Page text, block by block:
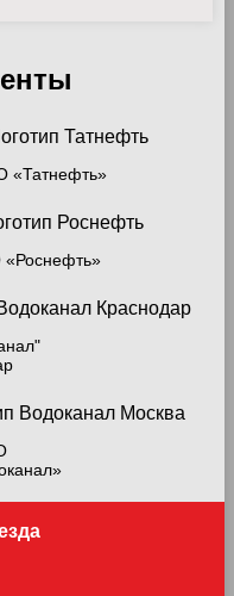
«Татнефть»